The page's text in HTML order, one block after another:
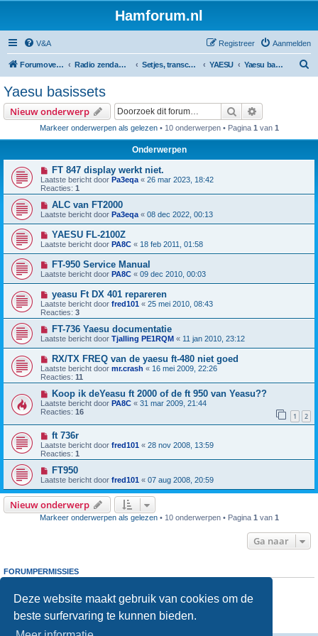
Deze website maakt gebruik van cookies om de
beste surfervaring te kunnen bieden.
Hamforum.nl
V&A Aanmelden
Registreer
Forumoverzicht Radio zendamateur, luisteramateur en elektronica zelfbouw Setjes, transceivers, portofoons, ontvangers, mods, tips, etc YAESU Yaesu basissets
Yaesu basissets
Nieuw onderwerp Zoek
Markeer onderwerpen als gelezen• 10 onderwerpen • Pagina 1 van 1
Onderwerpen
FT 847 display werkt niet.
Laatste bericht door Pa3eqa « 26 mar 2023, 18:42
Reacties: 1
ALC van FT2000
Laatste bericht door Pa3eqa « 08 dec 2022, 00:13
YAESU FL-2100Z
Laatste bericht door PA8C « 18 feb 2011, 01:58
FT-950 Service Manual
Laatste bericht door PA8C « 09 dec 2010, 00:03
yeasu Ft DX 401 repareren
Laatste bericht door fred101 « 25 mei 2010, 08:43
Reacties: 3
FT-736 Yaesu documentatie
Laatste bericht door Tjalling PE1RQM « 11 jan 2010, 23:12
RX/TX FREQ van de yaesu ft-480 niet goed
Laatste bericht door mr.crash « 16 mei 2009, 22:26
Reacties: 11
Koop ik deYeasu ft 2000 of de ft 950 van Yeasu??
Laatste bericht door PA8C « 31 mar 2009, 21:44
Reacties: 16 1 2
ft 736r
Laatste bericht door fred101 « 28 nov 2008, 13:59
Reacties: 1
FT950
Laatste bericht door fred101 « 07 aug 2008, 20:59
Nieuw onderwerp
Markeer onderwerpen als gelezen• 10 onderwerpen • Pagina 1 van 1
Ga naar
FORUMPERMISSIES
kunt nietreageren op onderwerpen in dit forum
kunt nietje eigen berichten wijzigen in dit forum
kunt nietje eigen berichten verwijderen in dit forum
bijlagen plaatsen in dit forum